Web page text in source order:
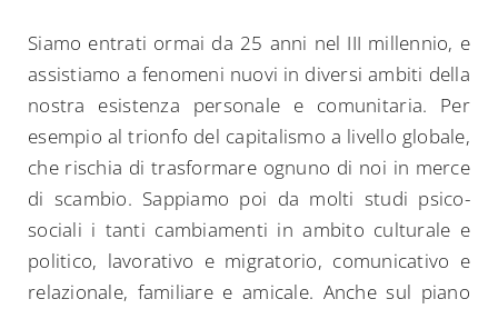
Siamo entrati ormai da 25 anni nel III millennio, e
assistiamo a fenomeni nuovi in diversi ambiti della
nostra esistenza personale e comunitaria. Per
esempio al trionfo del capitalismo a livello globale,
che rischia di trasformare ognuno di noi in merce
di scambio. Sappiamo poi da molti studi psico-
sociali i tanti cambiamenti in ambito culturale e
politico, lavorativo e migratorio, comunicativo e
relazionale, familiare e amicale. Anche sul piano